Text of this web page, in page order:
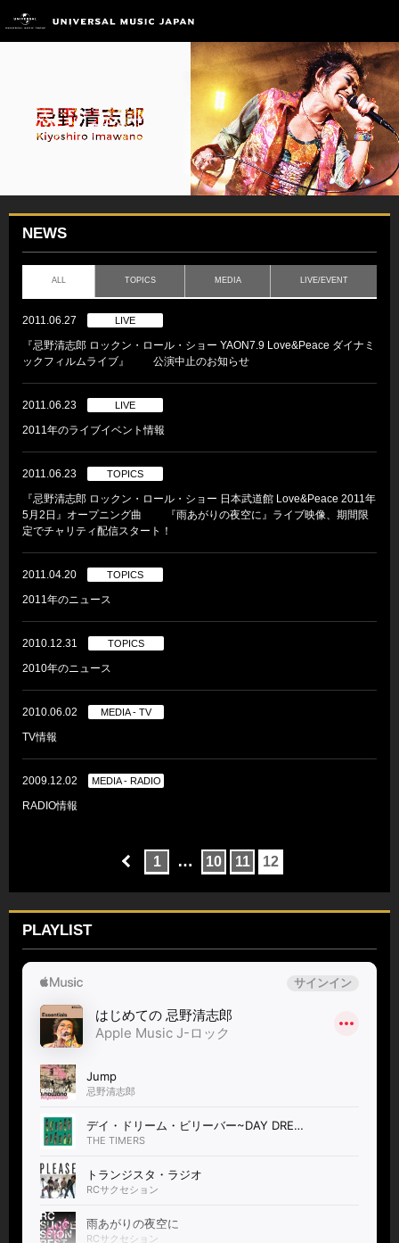
NEWS
ALL TOPICS MEDIA LIVE/EVENT
2011.06.27 LIVE
『忌野清志郎 ロックン・ロール・ショー YAON7.9 Love&Peace ダイナミ
ックフィルムライブ』 公演中止のお知らせ
2011.06.23 LIVE
2011年のライブイベント情報
2011.06.23 TOPICS
『忌野清志郎 ロックン・ロール・ショー 日本武道館 Love&Peace 2011年
5月2日』オープニング曲 『雨あがりの夜空に』ライブ映像、期間限
定でチャリティ配信スタート！
2011.04.20 TOPICS
2011年のニュース
2010.12.31 TOPICS
2010年のニュース
2010.06.02 MEDIA - TV
TV情報
2009.12.02 MEDIA - RADIO
RADIO情報
1 … 10 11 12
PLAYLIST